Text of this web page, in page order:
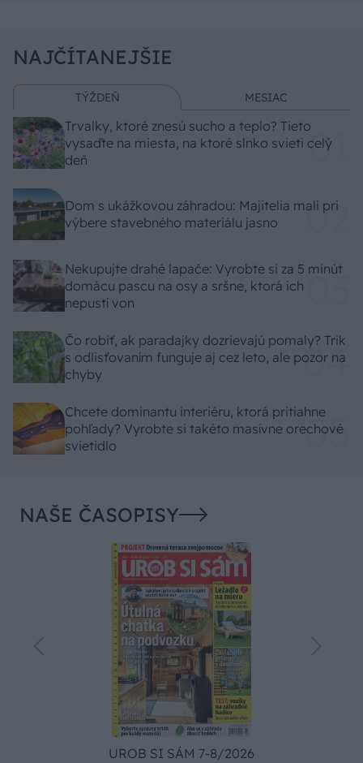
NAJČÍTANEJŠIE
TÝŽDEŇ MESIAC
Trvalky, ktoré znesú sucho a teplo? Tieto
vysaďte na miesta, na ktoré slnko svieti celý
deň
Dom s ukážkovou záhradou: Majitelia mali pri
výbere stavebného materiálu jasno
Nekupujte drahé lapače: Vyrobte si za 5 minút
domácu pascu na osy a sršne, ktorá ich
nepustí von
Čo robiť, ak paradajky dozrievajú pomaly? Trik
s odlisťovaním funguje aj cez leto, ale pozor na
chyby
Chcete dominantu interiéru, ktorá pritiahne
pohľady? Vyrobte si takéto masívne orechové
svietidlo
NAŠE ČASOPISY
UROB SI SÁM 7-8/2026